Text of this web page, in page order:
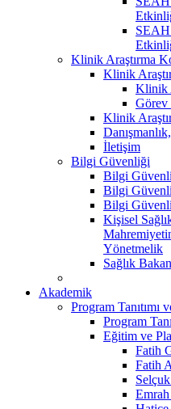
Klinik Araştırma
Klinik
Klinik
Görev
Klinik
İletişim
Bilgi Güvenliği
Bilgi
Bilgi
Bilgi
Kişisel
Yönetmelik
Sağlık
Akademik
Program Tanıtımı
Program
Eğitim ve
Fatih
Fatih